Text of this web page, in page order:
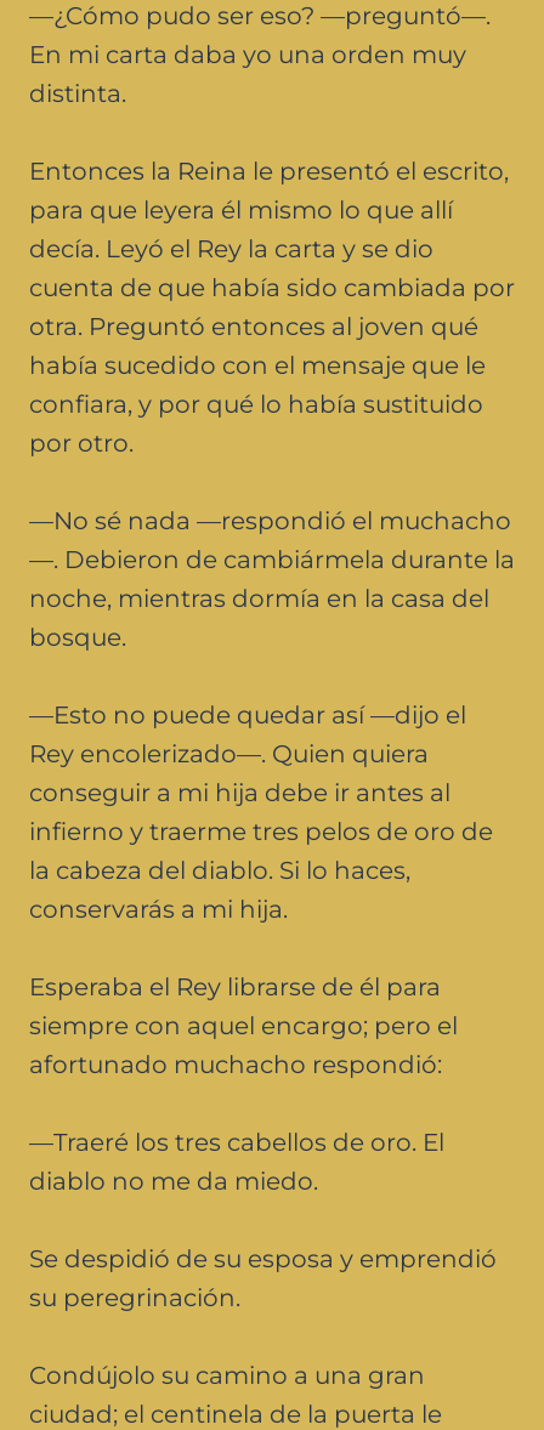
—¿Cómo pudo ser eso? —preguntó—.
En mi carta daba yo una orden muy
distinta.
Entonces la Reina le presentó el escrito,
para que leyera él mismo lo que allí
decía. Leyó el Rey la carta y se dio
cuenta de que había sido cambiada por
otra. Preguntó entonces al joven qué
había sucedido con el mensaje que le
confiara, y por qué lo había sustituido
por otro.
—No sé nada —respondió el muchacho
—. Debieron de cambiármela durante la
noche, mientras dormía en la casa del
bosque.
—Esto no puede quedar así —dijo el
Rey encolerizado—. Quien quiera
conseguir a mi hija debe ir antes al
infierno y traerme tres pelos de oro de
la cabeza del diablo. Si lo haces,
conservarás a mi hija.
Esperaba el Rey librarse de él para
siempre con aquel encargo; pero el
afortunado muchacho respondió:
—Traeré los tres cabellos de oro. El
diablo no me da miedo.
Se despidió de su esposa y emprendió
su peregrinación.
Condújolo su camino a una gran
ciudad; el centinela de la puerta le